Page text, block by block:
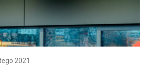
2021